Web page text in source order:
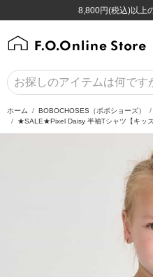
8,800円(税込)以上
ほぼ全品半額！！8/
8,800円(税込)以上
ほぼ全品半額！！8/
ホーム BOBOCHOSES（ボボショーズ）
★SALE★Pixel Daisy 半袖Tシャツ【キッズ